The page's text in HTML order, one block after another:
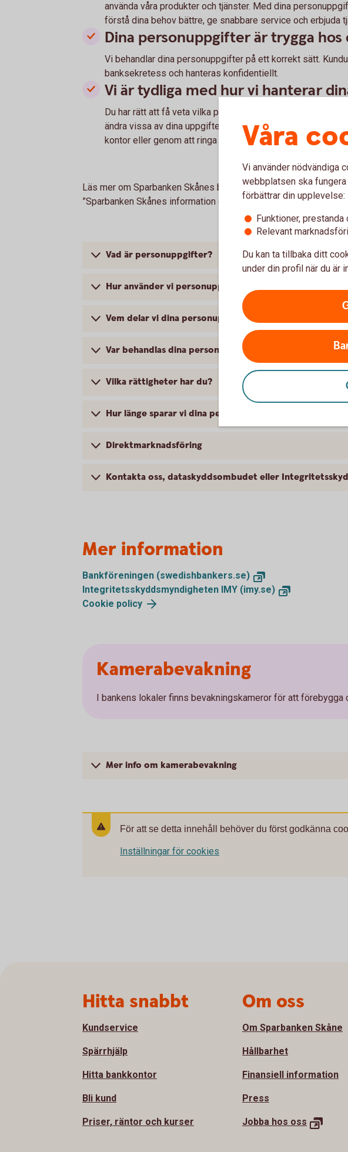
använda våra produkter och tjänster. Med dina
förstå dina behov bättre, ge snabbare service och erbjuda
Dina personuppgifter är trygga hos
Vi behandlar dina personuppgifter på ett korrekt sätt.
banksekretess och hanteras konfidentiellt.
Vi är tydliga med hur vi hanterar
Du har rätt att få veta vilka personuppgifter vi behandlar och
ändra vissa av dina uppgifter, godkännanden och val i
kontor eller genom att ringa bankens Kundcenter.
Läs mer om Sparbanken Skånes behandling av personuppgifter
”Sparbanken Skånes information om behandling av
Vad är personuppgifter?
Hur använder vi personuppgifter?
Vem delar vi dina personuppgifter med?
Var behandlas dina personuppgifter?
Vilka rättigheter har du?
Hur länge sparar vi dina personuppgifter?
Direktmarknadsföring
Kontakta oss, dataskyddsombudet eller
Mer information
Bankföreningen (swedishbankers.se)
Integritetsskyddsmyndigheten IMY (imy.se)
Cookie policy
Kamerabevakning
I bankens lokaler finns bevakningskameror för att förebygga
Mer info om kamerabevakning
För att se detta innehåll behöver du först godkänna
Inställningar för cookies
Våra
Vi använder nödvändiga
webbplatsen ska
förbättrar din upplevelse:
Funktioner,
Relevant
Du kan ta tillbaka ditt
under din profil när du är
Hitta snabbt
Kundservice
Spärrhjälp
Hitta bankkontor
Bli kund
Priser, räntor och kurser
Om oss
Om Sparbanken Skåne
Hållbarhet
Finansiell information
Press
Jobba hos oss